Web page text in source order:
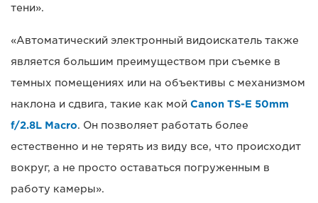
тени».
«Автоматический электронный видоискатель также
является большим преимуществом при съемке в
темных помещениях или на объективы с механизмом
наклона и сдвига, такие как мой Canon TS-E 50mm
f/2.8L Macro. Он позволяет работать более
естественно и не терять из виду все, что происходит
вокруг, а не просто оставаться погруженным в
работу камеры».